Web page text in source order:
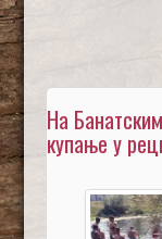
На
купање у